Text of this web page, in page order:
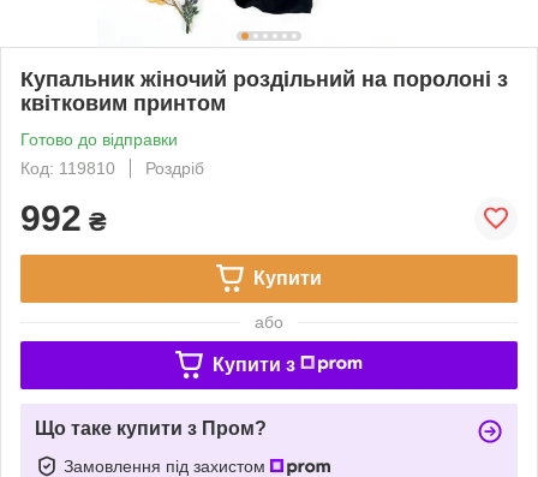
Купальник жіночий роздільний на поролоні з
квітковим принтом
Готово до відправки
Код: 119810
Роздріб
992 ₴
Купити
або
Купити з
Що таке купити з Пром?
Замовлення під захистом